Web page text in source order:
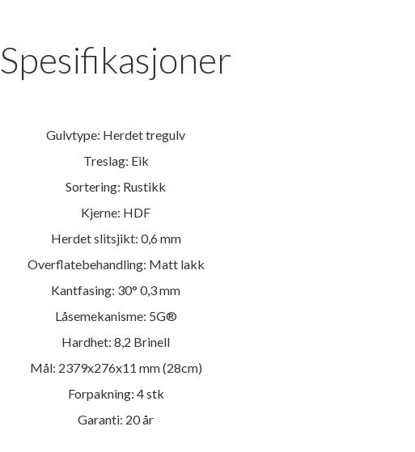
Spesifikasjoner
Gulvtype: Herdet tregulv
Treslag: Eik
Sortering: Rustikk
Kjerne: HDF
Herdet slitsjikt: 0,6 mm
Overflatebehandling: Matt lakk
Kantfasing: 30° 0,3 mm
Låsemekanisme: 5G®
Hardhet: 8,2 Brinell
Mål: 2379x276x11 mm (28cm)
Forpakning: 4 stk
Garanti: 20 år